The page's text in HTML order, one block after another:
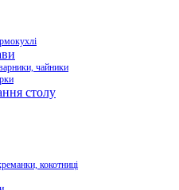
чайники
столу
кокотниці